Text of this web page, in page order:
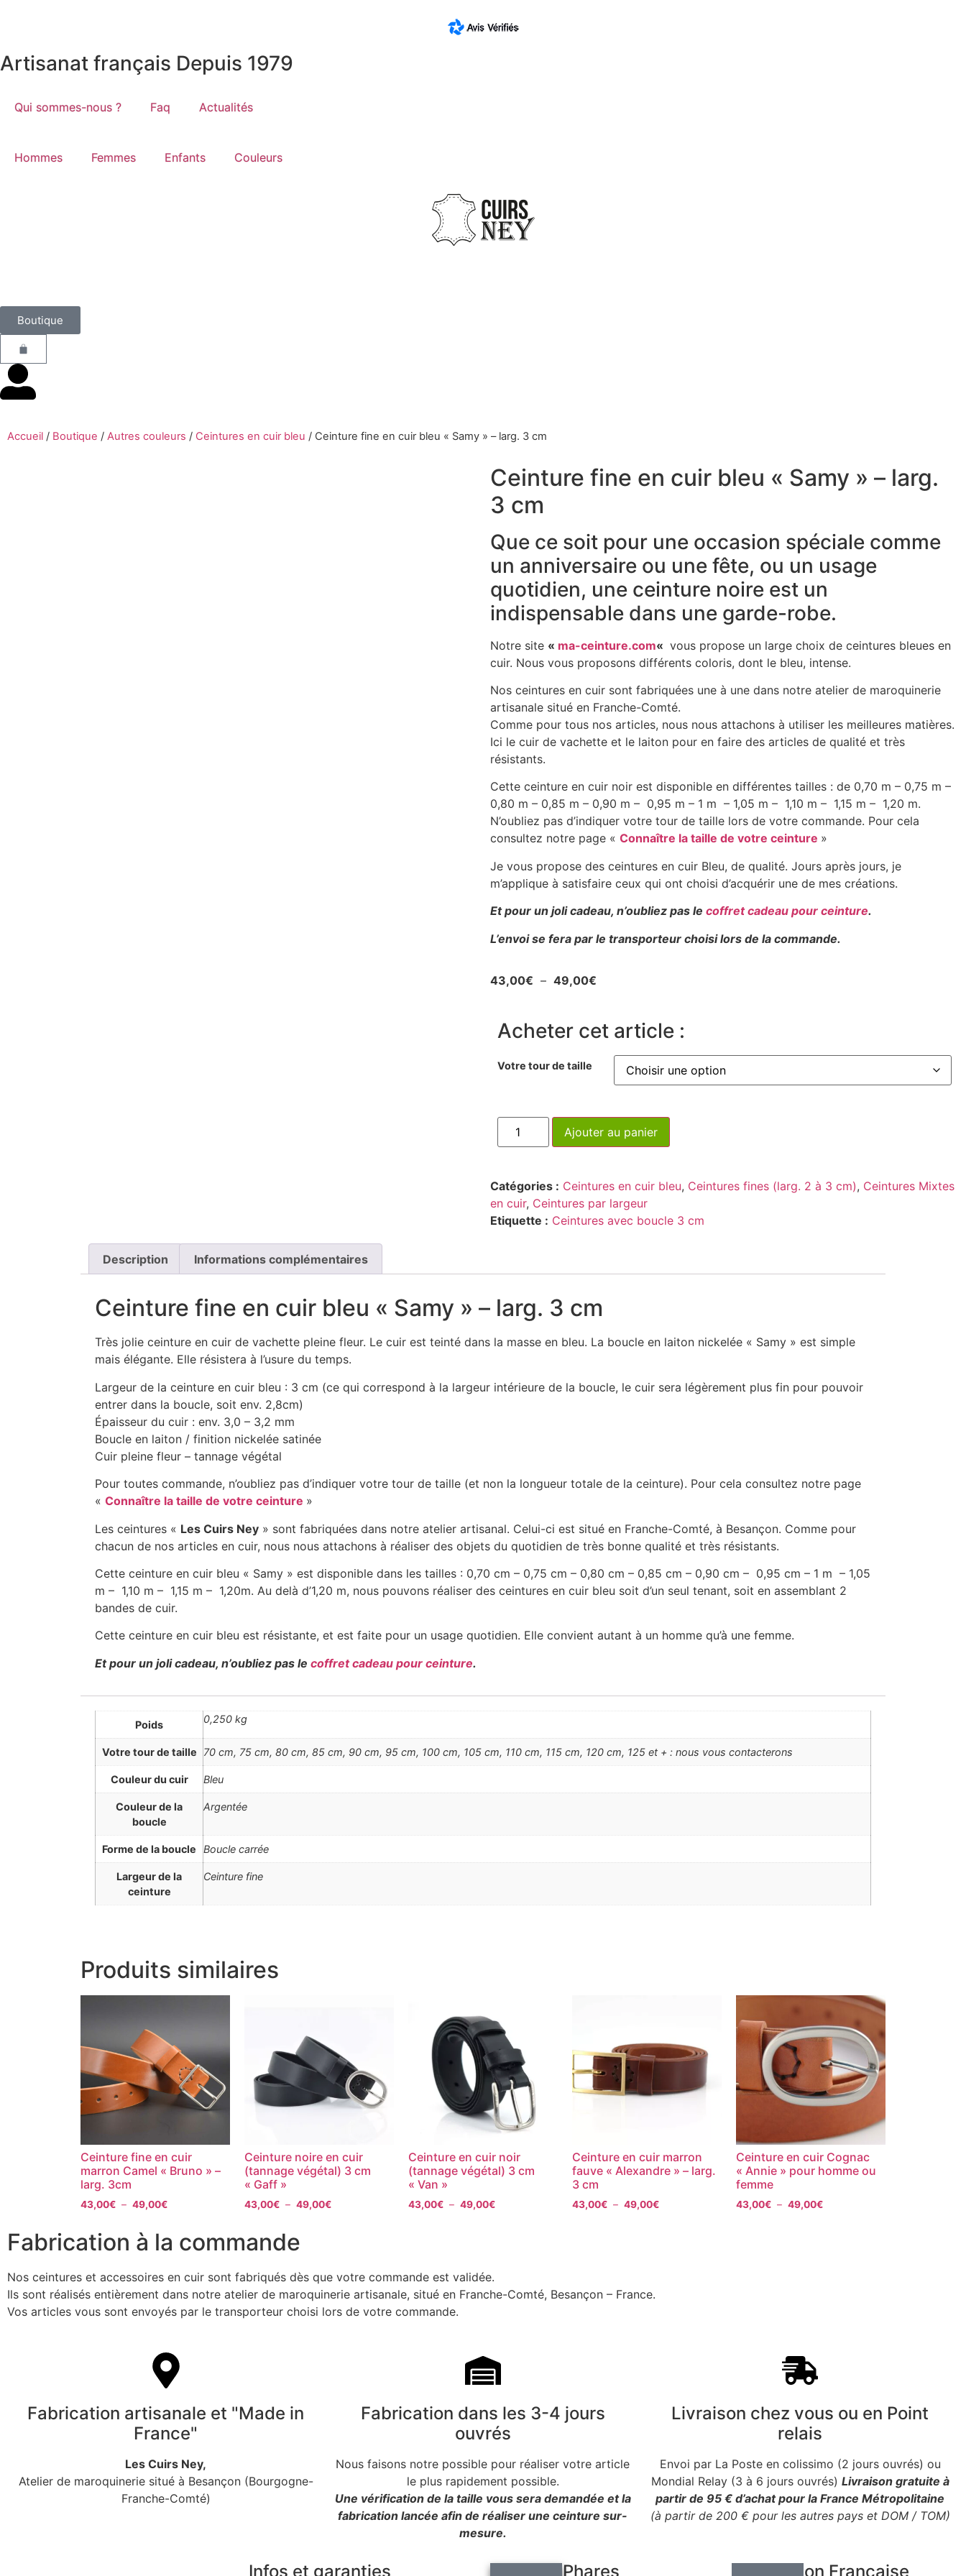
Artisanat français Depuis 1979
Qui sommes-nous ? Faq Actualités
Hommes Femmes Enfants Couleurs
Boutique
Accueil / Boutique / Autres couleurs / Ceintures en cuir bleu / Ceinture fine en cuir bleu « Samy » – larg. 3 cm
Ceinture fine en cuir bleu « Samy » – larg.
3 cm
Que ce soit pour une occasion spéciale comme
un anniversaire ou une fête, ou un usage
quotidien, une ceinture noire est un
indispensable dans une garde-robe.
Notre site « ma-ceinture.com« vous propose un large choix de ceintures bleues en
cuir. Nous vous proposons différents coloris, dont le bleu, intense.
Nos ceintures en cuir sont fabriquées une à une dans notre atelier de maroquinerie
artisanale situé en Franche-Comté.
Comme pour tous nos articles, nous nous attachons à utiliser les meilleures matières.
Ici le cuir de vachette et le laiton pour en faire des articles de qualité et très
résistants.
Cette ceinture en cuir noir est disponible en différentes tailles : de 0,70 m – 0,75 m –
0,80 m – 0,85 m – 0,90 m – 0,95 m – 1 m – 1,05 m – 1,10 m – 1,15 m – 1,20 m.
N’oubliez pas d’indiquer votre tour de taille lors de votre commande. Pour cela
consultez notre page « Connaître la taille de votre ceinture »
Je vous propose des ceintures en cuir Bleu, de qualité. Jours après jours, je
m’applique à satisfaire ceux qui ont choisi d’acquérir une de mes créations.
Et pour un joli cadeau, n’oubliez pas le coffret cadeau pour ceinture.
L’envoi se fera par le transporteur choisi lors de la commande.
43,00€ – 49,00€
Acheter cet article :
Votre tour de taille
Ajouter au panier
Catégories : Ceintures en cuir bleu, Ceintures fines (larg. 2 à 3 cm), Ceintures Mixtes
en cuir, Ceintures par largeur
Etiquette : Ceintures avec boucle 3 cm
Description Informations complémentaires
Ceinture fine en cuir bleu « Samy » – larg. 3 cm
Très jolie ceinture en cuir de vachette pleine fleur. Le cuir est teinté dans la masse en bleu. La boucle en laiton nickelée « Samy » est simple
mais élégante. Elle résistera à l’usure du temps.
Largeur de la ceinture en cuir bleu : 3 cm (ce qui correspond à la largeur intérieure de la boucle, le cuir sera légèrement plus fin pour pouvoir
entrer dans la boucle, soit env. 2,8cm)
Épaisseur du cuir : env. 3,0 – 3,2 mm
Boucle en laiton / finition nickelée satinée
Cuir pleine fleur – tannage végétal
Pour toutes commande, n’oubliez pas d’indiquer votre tour de taille (et non la longueur totale de la ceinture). Pour cela consultez notre page
« Connaître la taille de votre ceinture »
Les ceintures « Les Cuirs Ney » sont fabriquées dans notre atelier artisanal. Celui-ci est situé en Franche-Comté, à Besançon. Comme pour
chacun de nos articles en cuir, nous nous attachons à réaliser des objets du quotidien de très bonne qualité et très résistants.
Cette ceinture en cuir bleu « Samy » est disponible dans les tailles : 0,70 cm – 0,75 cm – 0,80 cm – 0,85 cm – 0,90 cm – 0,95 cm – 1 m – 1,05
m – 1,10 m – 1,15 m – 1,20m. Au delà d’1,20 m, nous pouvons réaliser des ceintures en cuir bleu soit d’un seul tenant, soit en assemblant 2
bandes de cuir.
Cette ceinture en cuir bleu est résistante, et est faite pour un usage quotidien. Elle convient autant à un homme qu’à une femme.
Et pour un joli cadeau, n’oubliez pas le coffret cadeau pour ceinture.
Poids 0,250 kg
Votre tour de taille 70 cm, 75 cm, 80 cm, 85 cm, 90 cm, 95 cm, 100 cm, 105 cm, 110 cm, 115 cm, 120 cm, 125 et + : nous vous contacterons
Couleur du cuir Bleu
Couleur de la
boucle
Argentée
Forme de la boucle Boucle carrée
Largeur de la
ceinture
Ceinture fine
Produits similaires
Ceinture fine en cuir
marron Camel « Bruno » –
larg. 3cm
43,00€ – 49,00€
Ceinture noire en cuir
(tannage végétal) 3 cm
« Gaff »
43,00€ – 49,00€
Ceinture en cuir noir
(tannage végétal) 3 cm
« Van »
43,00€ – 49,00€
Ceinture en cuir marron
fauve « Alexandre » – larg.
3 cm
43,00€ – 49,00€
Ceinture en cuir Cognac
« Annie » pour homme ou
femme
43,00€ – 49,00€
Fabrication à la commande
Nos ceintures et accessoires en cuir sont fabriqués dès que votre commande est validée.
Ils sont réalisés entièrement dans notre atelier de maroquinerie artisanale, situé en Franche-Comté, Besançon – France.
Vos articles vous sont envoyés par le transporteur choisi lors de votre commande.
Fabrication artisanale et "Made in
France"
Les Cuirs Ney,
Atelier de maroquinerie situé à Besançon (Bourgogne-
Franche-Comté)
Fabrication dans les 3-4 jours
ouvrés
Nous faisons notre possible pour réaliser votre article
le plus rapidement possible.
Une vérification de la taille vous sera demandée et la
fabrication lancée afin de réaliser une ceinture sur-
mesure.
Livraison chez vous ou en Point
relais
Envoi par La Poste en colissimo (2 jours ouvrés) ou
Mondial Relay (3 à 6 jours ouvrés) Livraison gratuite à
partir de 95 € d’achat pour la France Métropolitaine
(à partir de 200 € pour les autres pays et DOM / TOM)
Infos et garanties Produits Phares Fabrication Française